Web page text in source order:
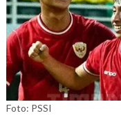
Foto: PSSI